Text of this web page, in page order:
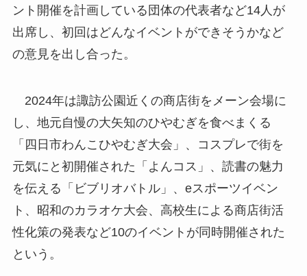
ント開催を計画している団体の代表者など14人が
出席し、初回はどんなイベントができそうかなど
の意見を出し合った。
2024年は諏訪公園近くの商店街をメーン会場に
し、地元自慢の大矢知のひやむぎを食べまくる
「四日市わんこひやむぎ大会」、コスプレで街を
元気にと初開催された「よんコス」、読書の魅力
を伝える「ビブリオバトル」、eスポーツイベン
ト、昭和のカラオケ大会、高校生による商店街活
性化策の発表など10のイベントが同時開催された
という。